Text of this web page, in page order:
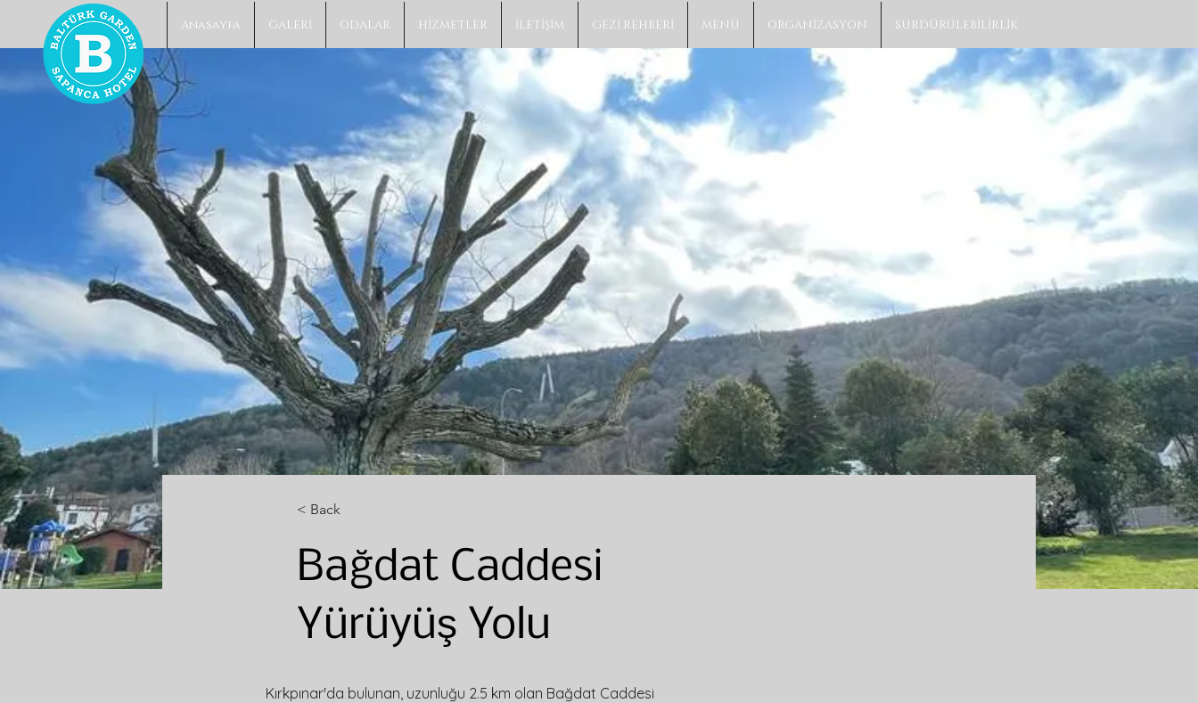
Anasayfa GALERİ ODALAR HİZMETLER İLETİŞİM GEZİ REHBERİ MENÜ ORGANİZASYON SÜRDÜRÜLEBİLİRLİK
< Back
Bağdat Caddesi
Yürüyüş Yolu
Kırkpınar'da bulunan, uzunluğu 2.5 km olan Bağdat Caddesi